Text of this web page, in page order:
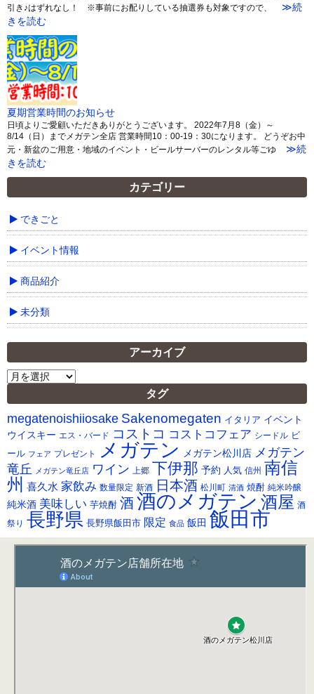
引き♪はずれなし！ ※事前にお配りしている抽選券も対象ですので、
≫続
きを読む
夏期営業時間のお知らせ
日頃よりご愛顧いただきありがとうございます。 2022年7月8（金）～
8/14（日）までメガテン全店 営業時間10：00-19：30になります。 どうぞお中
元・新盆のご用意・地域のイベント・ビールサーバーのレンタル等ごゆ
≫続
きを読む
カテゴリー
できごと
イベント情報
商品紹介
未分類
アーカイブ
ア
カ
イ
ブ
タグ
megatenoishiiosake Sakenomegaten イタリア イベント
ウイスキー エス・バード コストコ コストコフェア シードル ビ
ール フェア プレゼント メガテン メガテン松川店 メガテン
竜丘
メガテン竜丘店 ワイン 上郷 下伊那 予約 人気 信州 南信
州 喜久水 家飲み 数量限定 新酒 日本酒 松川町 清酒 焼酎 純米吟醸
純米酒 美味しい 芋焼酎 酒酒のメガテン 酒屋 酒
祭り 長野県 長野県飯田市 限定 食品 飯田 飯田市